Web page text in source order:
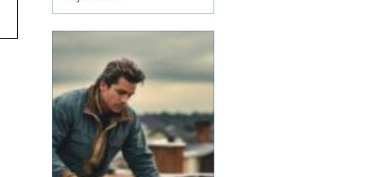
vill förnya hemmet utan
Många äldre bord, stolar
och skåp har fortfarande
hög k...